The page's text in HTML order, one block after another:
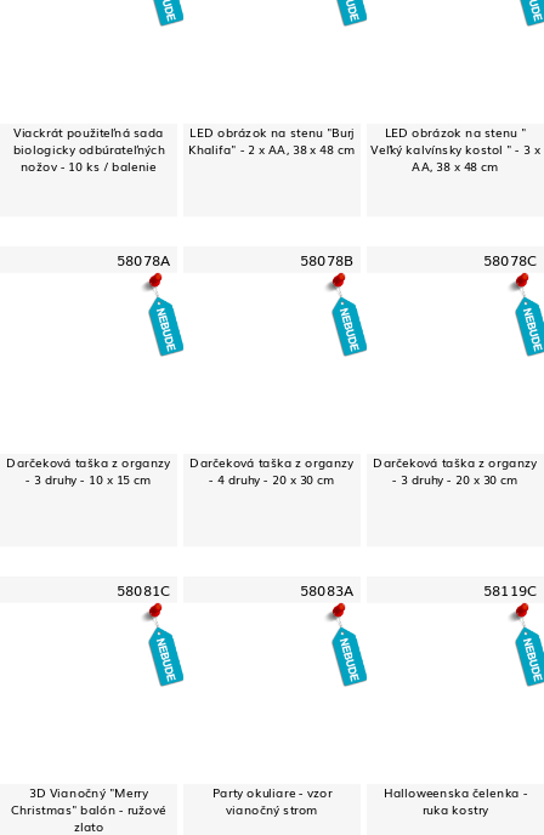
Viackrát použiteľná sada
biologicky odbúrateľných
nožov - 10 ks / balenie
LED obrázok na stenu "Burj
Khalifa" - 2 x AA, 38 x 48 cm
LED obrázok na stenu "
Veľký kalvínsky kostol " - 3 x
AA, 38 x 48 cm
58078A
Darčeková taška z organzy
- 3 druhy - 10 x 15 cm
58078B
Darčeková taška z organzy
- 4 druhy - 20 x 30 cm
58078C
Darčeková taška z organzy
- 3 druhy - 20 x 30 cm
58081C
3D Vianočný "Merry
Christmas" balón - ružové
zlato
58083A
Party okuliare - vzor
vianočný strom
58119C
Halloweenska čelenka -
ruka kostry